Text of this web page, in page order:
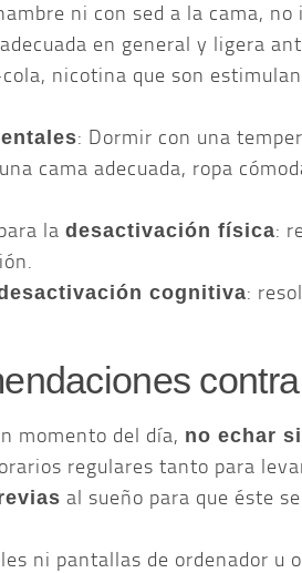
ni con sed a la cama,
en general y ligera
nicotina que son
: Dormir con una
cama adecuada, ropa
la desactivación física:
cognitiva:
momento del día, no echar
regulares tanto para
al sueño para que éste
ni pantallas de ordenador u